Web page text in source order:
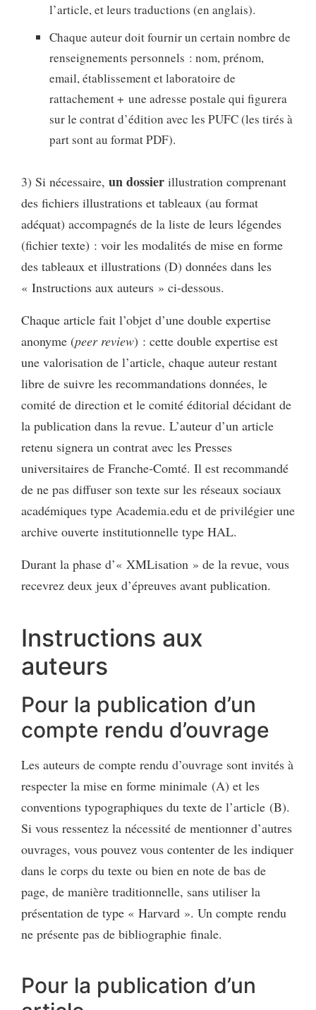
l’article, et leurs traductions (en anglais).
Chaque auteur doit fournir un certain nombre de
renseignements personnels : nom, prénom,
email, établissement et laboratoire de
rattachement + une adresse postale qui figurera
sur le contrat d’édition avec les PUFC (les tirés à
part sont au format PDF).
3) Si nécessaire, un dossier illustration comprenant
des fichiers illustrations et tableaux (au format
adéquat) accompagnés de la liste de leurs légendes
(fichier texte) : voir les modalités de mise en forme
des tableaux et illustrations (D) données dans les
« Instructions aux auteurs » ci-dessous.
Chaque article fait l’objet d’une double expertise
anonyme (peer review) : cette double expertise est
une valorisation de l’article, chaque auteur restant
libre de suivre les recommandations données, le
comité de direction et le comité éditorial décidant de
la publication dans la revue. L’auteur d’un article
retenu signera un contrat avec les Presses
universitaires de Franche-Comté. Il est recommandé
de ne pas diffuser son texte sur les réseaux sociaux
académiques type Academia.edu et de privilégier une
archive ouverte institutionnelle type HAL.
Durant la phase d’« XMLisation » de la revue, vous
recevrez deux jeux d’épreuves avant publication.
Instructions aux
auteurs
Pour la publication d’un
compte rendu d’ouvrage
Les auteurs de compte rendu d’ouvrage sont invités à
respecter la mise en forme minimale (A) et les
conventions typographiques du texte de l’article (B).
Si vous ressentez la nécessité de mentionner d’autres
ouvrages, vous pouvez vous contenter de les indiquer
dans le corps du texte ou bien en note de bas de
page, de manière traditionnelle, sans utiliser la
présentation de type « Harvard ». Un compte rendu
ne présente pas de bibliographie finale.
Pour la publication d’un